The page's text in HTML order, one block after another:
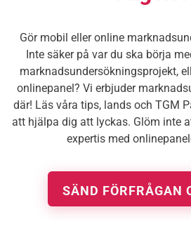
Gör mobil eller online
Inte säker på var du ska börja
marknadsundersökningsprojekt,
onlinepanel? Vi erbjuder
där! Läs våra tips, lands och TGM
att hjälpa dig att lyckas. Glöm inte
expertis med
SÄND FÖRFRÅGAN